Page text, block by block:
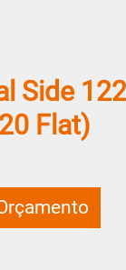
Side
Flat)